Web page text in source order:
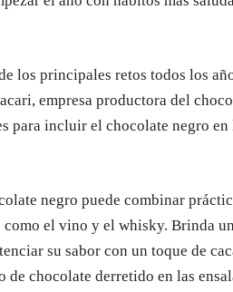
los principales retos todos los
empresa productora del
para incluir el chocolate negro
negro puede combinar
el vino y el whisky. Brinda
su sabor con un toque de
chocolate derretido en las